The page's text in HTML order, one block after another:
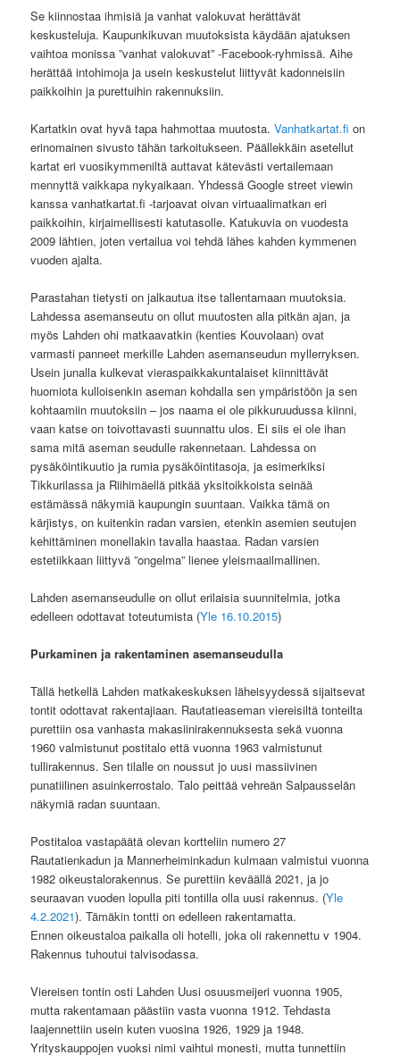
Se kiinnostaa ihmisiä ja vanhat valokuvat herättävät
keskusteluja. Kaupunkikuvan muutoksista käydään ajatuksen
vaihtoa monissa ”vanhat valokuvat” -Facebook-ryhmissä. Aihe
herättää intohimoja ja usein keskustelut liittyvät kadonneisiin
paikkoihin ja purettuihin rakennuksiin.
Kartatkin ovat hyvä tapa hahmottaa muutosta.Vanhatkartat.fi on
erinomainen sivusto tähän tarkoitukseen. Päällekkäin asetellut
kartat eri vuosikymmeniltä auttavat kätevästi vertailemaan
mennyttä vaikkapa nykyaikaan. Yhdessä Google street viewin
kanssa vanhatkartat.fi -tarjoavat oivan virtuaalimatkan eri
paikkoihin, kirjaimellisesti katutasolle. Katukuvia on vuodesta
2009 lähtien, joten vertailua voi tehdä lähes kahden kymmenen
vuoden ajalta.
Parastahan tietysti on jalkautua itse tallentamaan muutoksia.
Lahdessa asemanseutu on ollut muutosten alla pitkän ajan, ja
myös Lahden ohi matkaavatkin (kenties Kouvolaan) ovat
varmasti panneet merkille Lahden asemanseudun myllerryksen.
Usein junalla kulkevat vieraspaikkakuntalaiset kiinnittävät
huomiota kulloisenkin aseman kohdalla sen ympäristöön ja sen
kohtaamiin muutoksiin – jos naama ei ole pikkuruudussa kiinni,
vaan katse on toivottavasti suunnattu ulos. Ei siis ei ole ihan
sama mitä aseman seudulle rakennetaan. Lahdessa on
pysäköintikuutio ja rumia pysäköintitasoja, ja esimerkiksi
Tikkurilassa ja Riihimäellä pitkää yksitoikkoista seinää
estämässä näkymiä kaupungin suuntaan. Vaikka tämä on
kärjistys, on kuitenkin radan varsien, etenkin asemien seutujen
kehittäminen monellakin tavalla haastaa. Radan varsien
estetiikkaan liittyvä ”ongelma” lienee yleismaailmallinen.
Lahden asemanseudulle on ollut erilaisia suunnitelmia, jotka
edelleen odottavat toteutumista (Yle 16.10.2015)
Purkaminen ja rakentaminen asemanseudulla
Tällä hetkellä Lahden matkakeskuksen läheisyydessä sijaitsevat
tontit odottavat rakentajiaan. Rautatieaseman viereisiltä tonteilta
purettiin osa vanhasta makasiinirakennuksesta sekä vuonna
1960 valmistunut postitalo että vuonna 1963 valmistunut
tullirakennus. Sen tilalle on noussut jo uusi massiivinen
punatiilinen asuinkerrostalo. Talo peittää vehreän Salpausselän
näkymiä radan suuntaan.
Postitaloa vastapäätä olevan kortteliin numero 27
Rautatienkadun ja Mannerheiminkadun kulmaan valmistui vuonna
1982 oikeustalorakennus. Se purettiin keväällä 2021, ja jo
seuraavan vuoden lopulla piti tontilla olla uusi rakennus. (Yle
4.2.2021). Tämäkin tontti on edelleen rakentamatta.
Ennen oikeustaloa paikalla oli hotelli, joka oli rakennettu v 1904.
Rakennus tuhoutui talvisodassa.
Viereisen tontin osti Lahden Uusi osuusmeijeri vuonna 1905,
mutta rakentamaan päästiin vasta vuonna 1912. Tehdasta
laajennettiin usein kuten vuosina 1926, 1929 ja 1948.
Yrityskauppojen vuoksi nimi vaihtui monesti, mutta tunnettiin